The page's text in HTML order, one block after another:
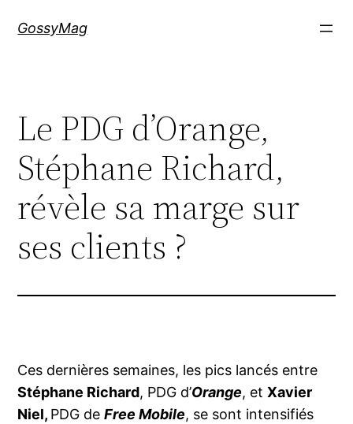
GossyMag
Le PDG d’Orange,
Stéphane Richard,
révèle sa marge sur
ses clients ?
Ces dernières semaines, les pics lancés entre
Stéphane Richard, PDG d’Orange, etXavier
Niel, PDG deFree Mobile, se sont intensifiés